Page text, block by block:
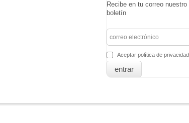
Recibe en tu correo nuestro
boletín
Aceptar política de privacidad